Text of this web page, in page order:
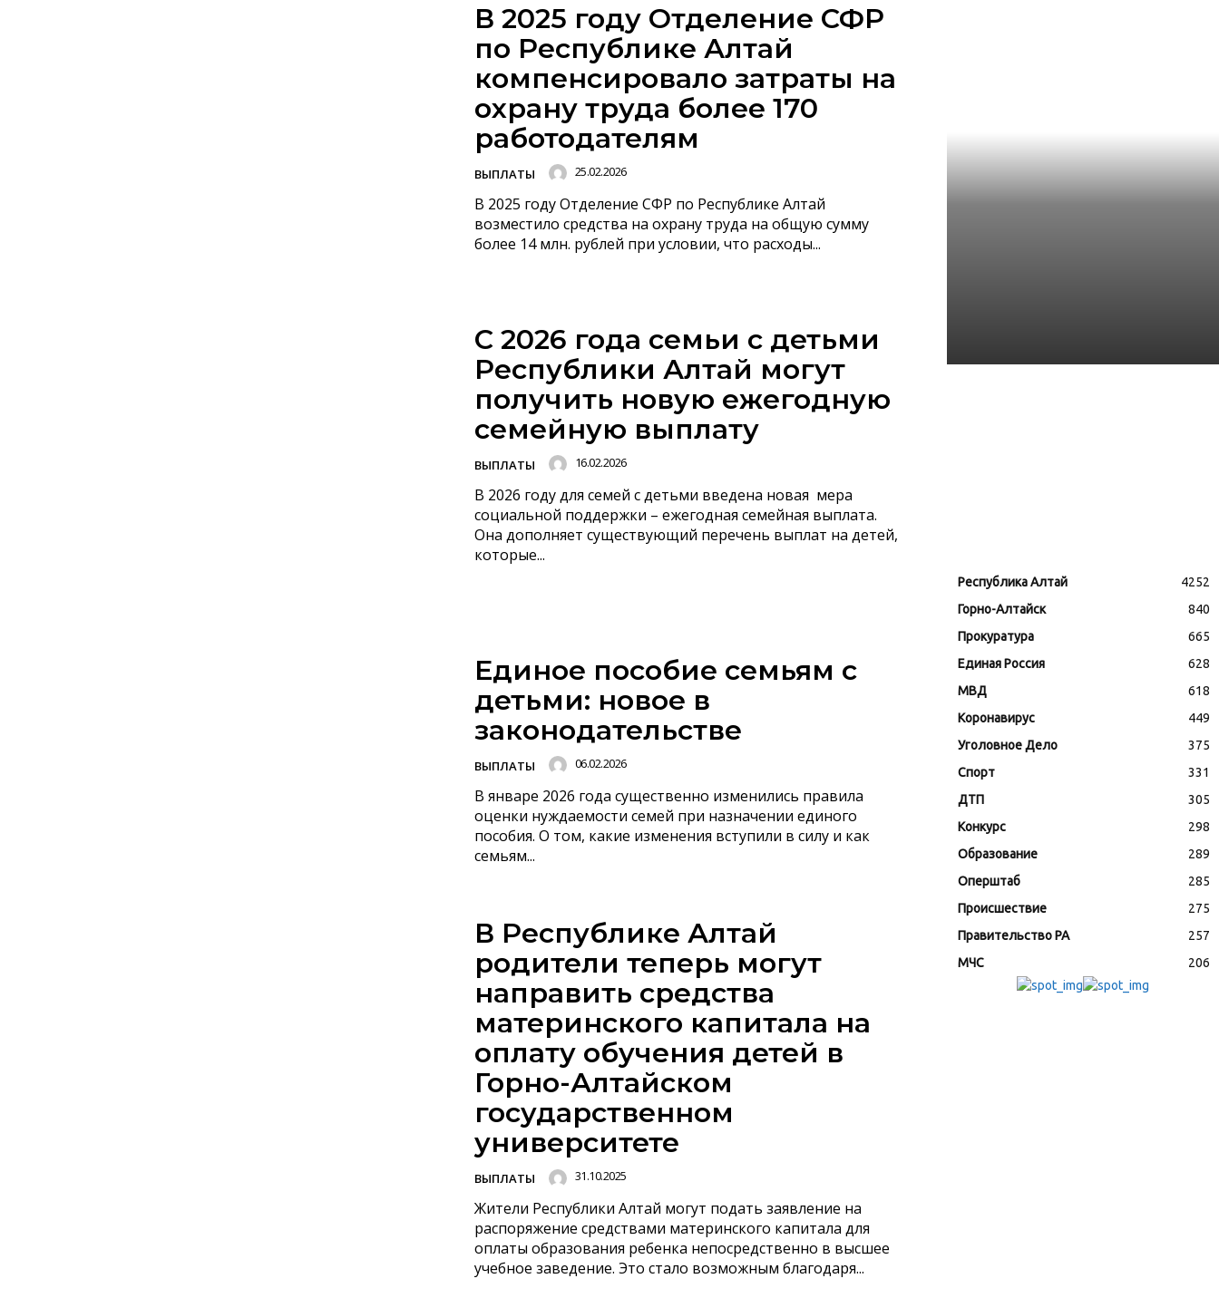
В 2025 году Отделение СФР
по Республике Алтай
компенсировало затраты на
охрану труда более 170
работодателям
ВЫПЛАТЫ 25.02.2026
В 2025 году Отделение СФР по Республике Алтай
возместило средства на охрану труда на общую сумму
более 14 млн. рублей при условии, что расходы...
С 2026 года семьи с детьми
Республики Алтай могут
получить новую ежегодную
семейную выплату
ВЫПЛАТЫ 16.02.2026
В 2026 году для семей с детьми введена новая мера
социальной поддержки – ежегодная семейная выплата.
Она дополняет существующий перечень выплат на детей,
которые...
Единое пособие семьям с
детьми: новое в
законодательстве
ВЫПЛАТЫ 06.02.2026
В январе 2026 года существенно изменились правила
оценки нуждаемости семей при назначении единого
пособия. О том, какие изменения вступили в силу и как
семьям...
В Республике Алтай
родители теперь могут
направить средства
материнского капитала на
оплату обучения детей в
Горно-Алтайском
государственном
университете
ВЫПЛАТЫ 31.10.2025
Жители Республики Алтай могут подать заявление на
распоряжение средствами материнского капитала для
оплаты образования ребенка непосредственно в высшее
учебное заведение. Это стало возможным благодаря...
Республика Алтай
4252
Горно-Алтайск
840
Прокуратура
665
Единая Россия
628
МВД
618
Коронавирус
449
Уголовное Дело
375
Спорт
331
ДТП
305
Конкурс
298
Образование
289
Оперштаб
285
Происшествие
275
Правительство РА
257
МЧС
206